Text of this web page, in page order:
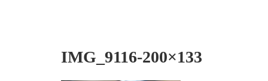
IMG_9116-200×133